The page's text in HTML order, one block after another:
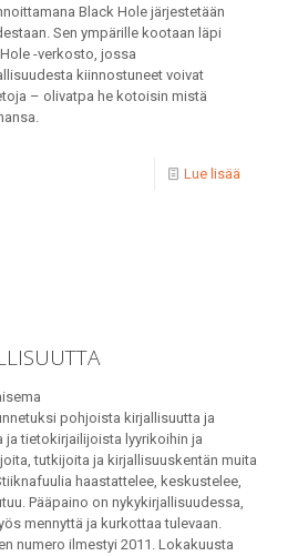
Black Hole järjestetään
Sen ympärille kootaan läpi
-verkosto, jossa
kiinnostuneet voivat
– olivatpa he kotoisin mistä
Lue lisää
pohjoista kirjallisuutta ja
tietokirjailijoista lyyrikoihin ja
tutkijoita ja kirjallisuuskentän muita
haastattelee, keskustelee,
Pääpaino on nykykirjallisuudessa,
mennyttä ja kurkottaa tulevaan.
numero ilmestyi 2011. Lokakuusta